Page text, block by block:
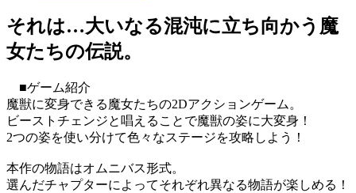
それは…大いなる混沌に立ち向かう魔
女たちの伝説。
■ゲーム紹介
魔獣に変身できる魔女たちの2Dアクションゲーム。
ビーストチェンジと唱えることで魔獣の姿に大変身！
2つの姿を使い分けて色々なステージを攻略しよう！
本作の物語はオムニバス形式。
選んだチャプターによってそれぞれ異なる物語が楽しめる！